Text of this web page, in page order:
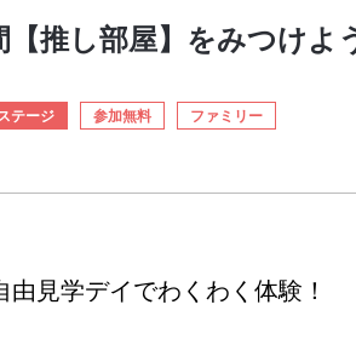
推し部屋】をみつけよ
テージ 参加無料 ファミリー
由見学デイでわくわく体験！